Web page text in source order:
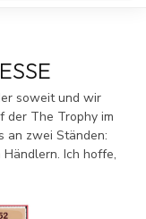
soweit und wir
der The Trophy im
an zwei Ständen:
Ich hoffe,